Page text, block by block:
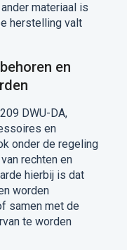
materiaal is
herstelling valt
en
DWU-DA,
en
onder de regeling
rechten en
hierbij is dat
worden
samen met de
te worden